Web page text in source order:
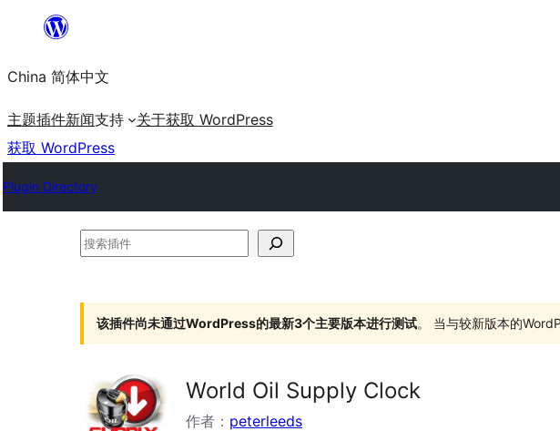
内
容
China 简体中文
主题插件新闻支持 关于获取 WordPress
获取 WordPress
Plugin Directory
搜
该插件尚未通过WordPress的最新3个主要版本进行测试。 当与较新版本的
World Oil Supply Clock
作者： peterleeds